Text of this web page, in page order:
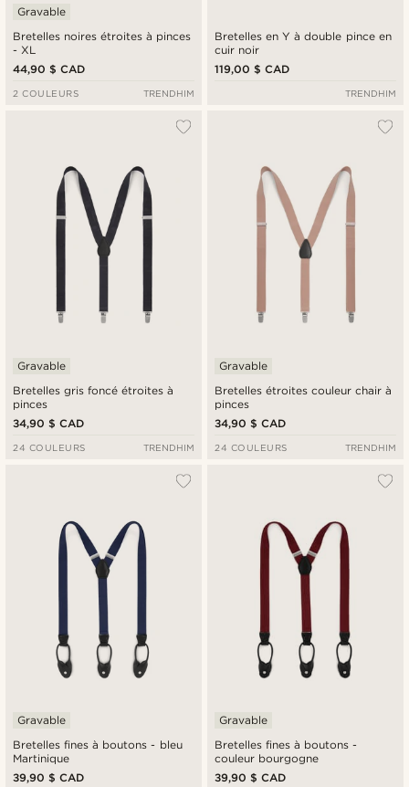
Bretelles noires étroites à pinces
- XL
Gravable
44,90 $ CAD
2 COULEURS TRENDHIM
Bretelles en Y à double pince en
cuir noir
119,00 $ CAD
TRENDHIM
Bretelles gris foncé étroites à
pinces
Gravable
34,90 $ CAD
24 COULEURS TRENDHIM
Bretelles étroites couleur chair à
pinces
Gravable
34,90 $ CAD
24 COULEURS TRENDHIM
Bretelles fines à boutons - bleu
Martinique
Gravable
39,90 $ CAD
Bretelles fines à boutons -
couleur bourgogne
Gravable
39,90 $ CAD